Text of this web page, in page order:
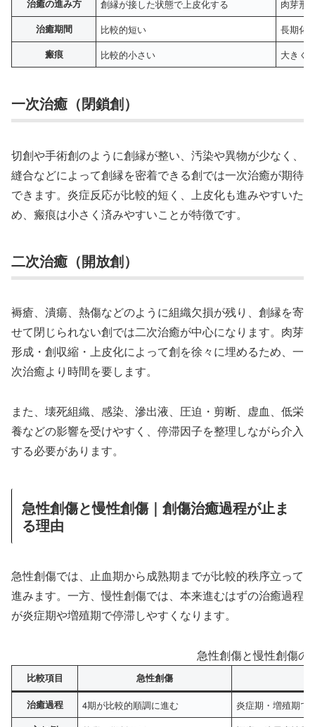
治癒の進み方 創縁が接した状態で上皮化する 肉芽形
治癒期間 比較的短い 長期化
瘢痕 比較的小さい 大きく
一次治癒（閉鎖創）
切創や手術創のように創縁が整い、汚染や異物が少なく、
縫合などによって創縁を密着できる創では一次治癒が期待
できます。炎症反応が比較的短く、上皮化も進みやすいた
め、瘢痕は小さく済みやすいことが特徴です。
二次治癒（開放創）
褥瘡、潰瘍、熱傷などのように組織欠損が残り、創縁を寄
せて閉じられない創では二次治癒が中心になります。肉芽
形成・創収縮・上皮化によって創を徐々に埋めるため、一
次治癒より時間を要します。
また、壊死組織、感染、滲出液、圧迫・剪断、虚血、低栄
養などの影響を受けやすく、停滞因子を整理しながら介入
する必要があります。
急性創傷と慢性創傷｜創傷治癒過程が止ま
る理由
急性創傷では、止血期から成熟期までが比較的秩序立って
進みます。一方、慢性創傷では、本来進むはずの治癒過程
が炎症期や増殖期で停滞しやすくなります。
急性創傷と慢性創傷の
比較項目 急性創傷
治癒過程 4期が比較的順調に進む 炎症期・増殖期で